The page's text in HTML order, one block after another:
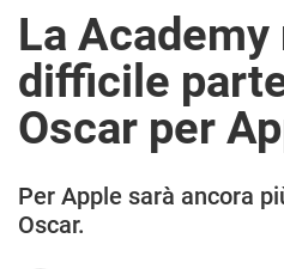
La
difficile
Oscar per
Per Apple sarà ancora
Oscar.